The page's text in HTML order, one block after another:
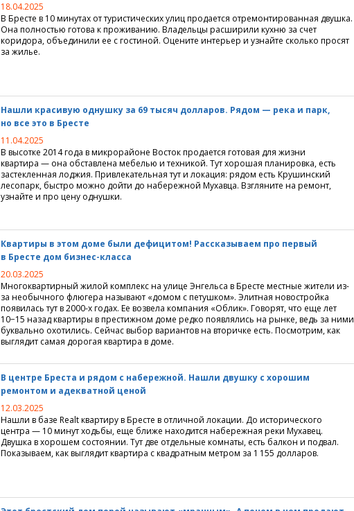
18.04.2025
В Бресте в 10 минутах от туристических улиц продается отремонтированная двушка.
Она полностью готова к проживанию. Владельцы расширили кухню за счет
коридора, объединили ее с гостиной. Оцените интерьер и узнайте сколько просят
за жилье.
Нашли красивую однушку за 69 тысяч долларов. Рядом — река и парк,
но все это в Бресте
11.04.2025
В высотке 2014 года в микрорайоне Восток продается готовая для жизни
квартира — она обставлена мебелью и техникой. Тут хорошая планировка, есть
застекленная лоджия. Привлекательная тут и локация: рядом есть Крушинский
лесопарк, быстро можно дойти до набережной Мухавца. Взгляните на ремонт,
узнайте и про цену однушки.
Квартиры в этом доме были дефицитом! Рассказываем про первый
в Бресте дом бизнес-класса
20.03.2025
Многоквартирный жилой комплекс на улице Энгельса в Бресте местные жители из-
за необычного флюгера называют «домом с петушком». Элитная новостройка
появилась тут в 2000-х годах. Ее возвела компания «Облик». Говорят, что еще лет
10−15 назад квартиры в престижном доме редко появлялись на рынке, ведь за ними
буквально охотились. Сейчас выбор вариантов на вторичке есть. Посмотрим, как
выглядит самая дорогая квартира в доме.
В центре Бреста и рядом с набережной. Нашли двушку с хорошим
ремонтом и адекватной ценой
12.03.2025
Нашли в базе Realt квартиру в Бресте в отличной локации. До исторического
центра — 10 минут ходьбы, еще ближе находится набережная реки Мухавец.
Двушка в хорошем состоянии. Тут две отдельные комнаты, есть балкон и подвал.
Показываем, как выглядит квартира с квадратным метром за 1 155 долларов.